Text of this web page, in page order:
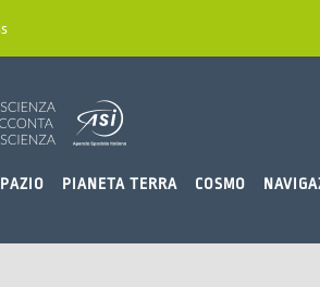
PIANETA TERRA COSMO